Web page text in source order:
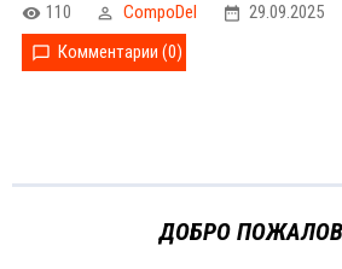
110 CompoDel
29.09.2025
Комментарии (0)
ДОБРО